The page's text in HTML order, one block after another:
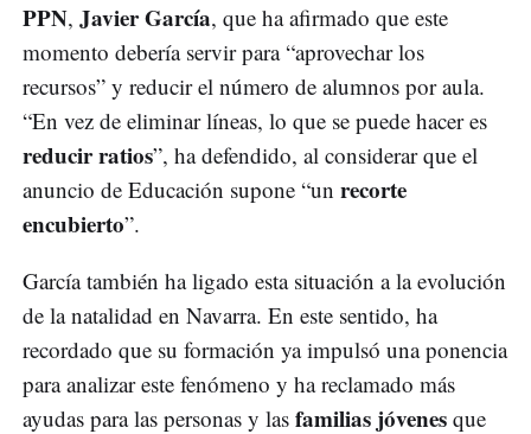
PPN, Javier García, que ha afirmado que este
momento debería servir para “aprovechar los
recursos” y reducir el número de alumnos por aula.
“En vez de eliminar líneas, lo que se puede hacer es
reducir ratios”, ha defendido, al considerar que el
anuncio de Educación supone “un recorte
encubierto”.
García también ha ligado esta situación a la evolución
de la natalidad en Navarra. En este sentido, ha
recordado que su formación ya impulsó una ponencia
para analizar este fenómeno y ha reclamado más
ayudas para las personas y las familias jóvenes que